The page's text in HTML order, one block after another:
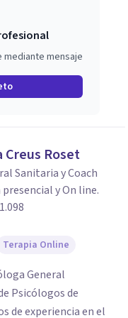
mediante mensaje
Creus Roset
Sanitaria y Coach
y On line.
Terapia Online
General
Psicólogos de